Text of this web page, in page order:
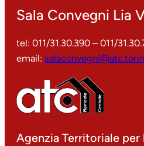
Sala Convegni Lia
tel: 011/31.30.390 – 011/
email:
Agenzia Territoriale per